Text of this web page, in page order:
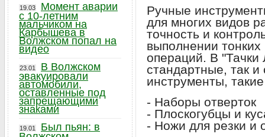
Ручные
для многих видов
точность и
выполнении
операций. В "Тачки
стандартные, так
инструменты, такие
- Наборы отверток
- Плоскогубцы и
- Ножи для резки и
19.03
Момент аварии
с 10-летним
мальчиком на
Карбышева в
Волжском попал на
видео
23.01
В Волжском
эвакуировали
автомобили,
оставленные под
запрещающими
знаками
19.01
Был пьян: в